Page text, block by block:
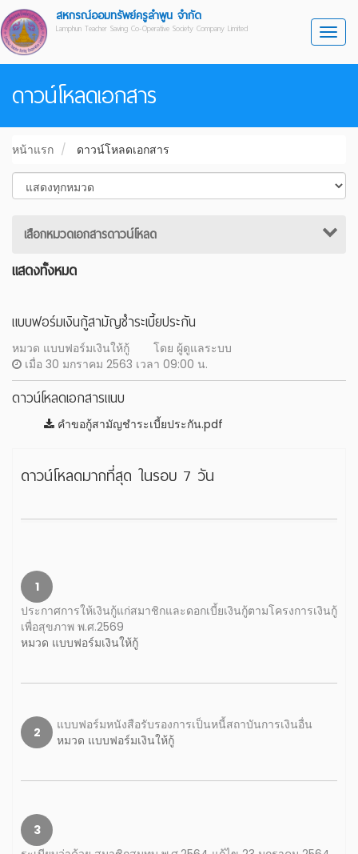
สหกรณ์ออมทรัพย์ครูลำพูน จำกัด
Lamphun Teacher Saving Co-Operative Society Company Limited
ดาวน์โหลดเอกสาร
หน้าแรก ดาวน์โหลดเอกสาร
เสือกหมวดเอกสารดาวน์โหลด
แสดงทั้งหมด
แบบฟอร์มเงินกู้สามัญชำระเบี้ยประกัน
หมวด แบบฟอร์มเงินให้กู้
โดย ผู้ดูแลระบบ
เมื่อ 30 มกราคม 2563 เวลา 09:00 น.
ดาวน์โหลดเอกสารแนบ
คำขอกู้สามัญชำระเบี้ยประกัน.pdf
ดาวน์โหลดมากที่สุด ในรอบ 7 วัน
1
ประกาศการให้เงินกู้แก่สมาชิกและดอกเบี้ยเงินกู้ตามโครงการเงินกู้
เพื่อสุขภาพ พ.ศ.2569
หมวด แบบฟอร์มเงินให้กู้
2
แบบฟอร์มหนังสือรับรองการเป็นหนี้สถาบันการเงินอื่น
หมวด แบบฟอร์มเงินให้กู้
3